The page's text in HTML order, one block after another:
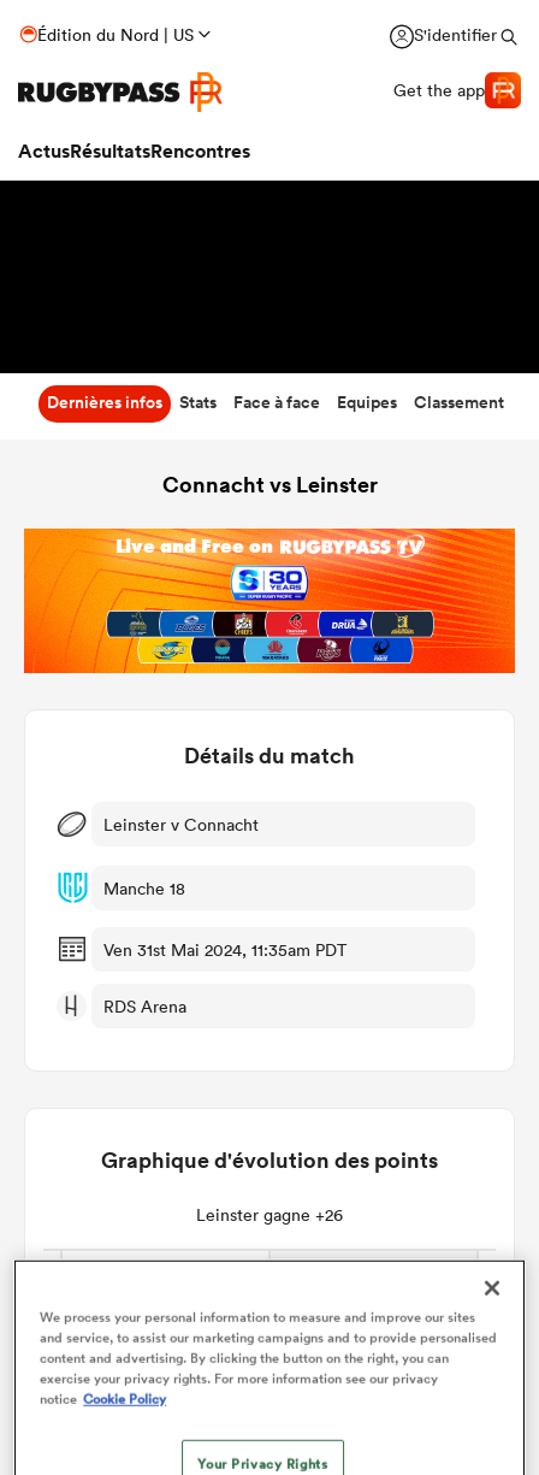
Édition du Nord | US S'identifier
Get the app
ActusRésultatsRencontres
Dernières infos Stats Face à face Equipes Classement
Connacht vs Leinster
Détails du match
Leinster v Connacht
Manche 18
Ven 31st Mai 2024, 11:35am PDT
RDS Arena
Graphique d'évolution des points
Leinster gagne +26
We process your personal information to measure and improve our sites
and service, to assist our marketing campaigns and to provide personalised
content and advertising. By clicking the button on the right, you can
exercise your privacy rights. For more information see our privacy
notice Cookie Policy
Your Privacy Rights